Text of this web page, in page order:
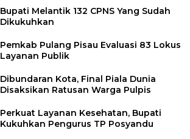
Bupati Melantik 132 CPNS Yang Sudah
Dikukuhkan
Pemkab Pulang Pisau Evaluasi 83 Lokus
Layanan Publik
Dibundaran Kota, Final Piala Dunia
Disaksikan Ratusan Warga Pulpis
Perkuat Layanan Kesehatan, Bupati
Kukuhkan Pengurus TP Posyandu